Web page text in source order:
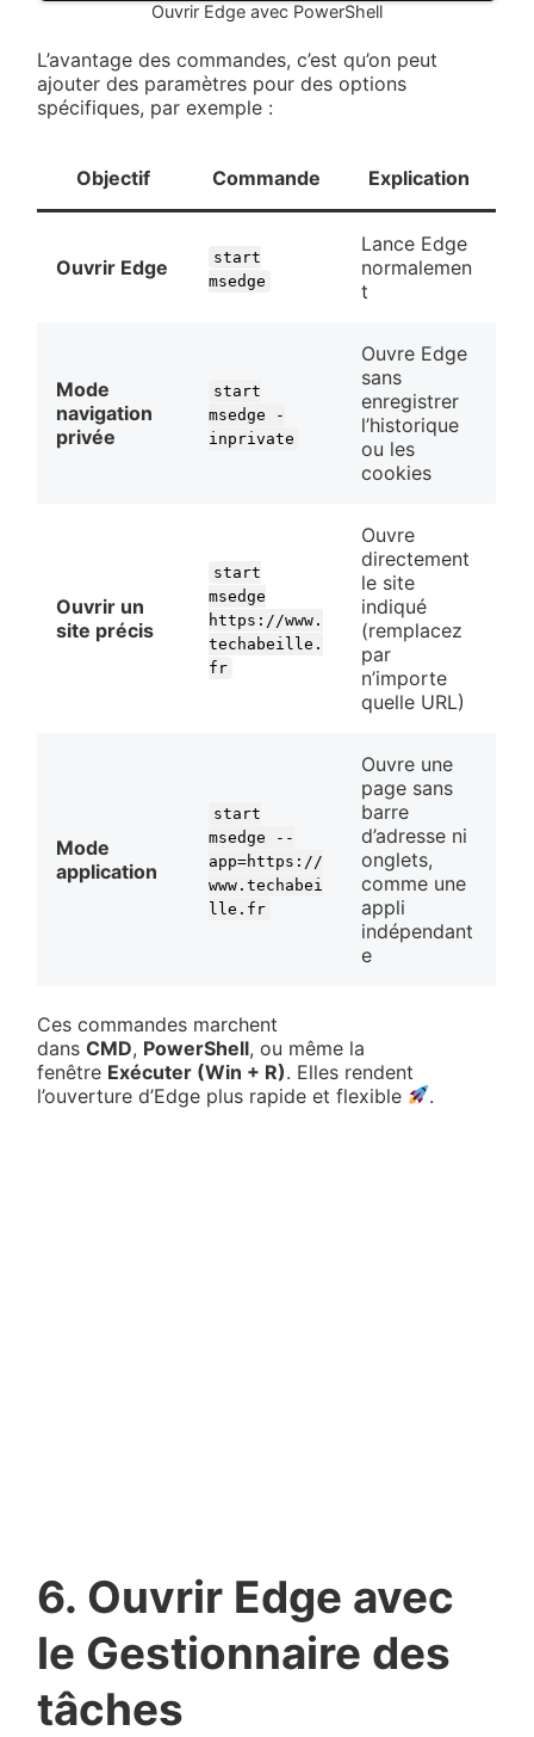
Ouvrir Edge avec PowerShell
L’avantage des commandes, c’est qu’on peut
ajouter des paramètres pour des options
spécifiques, par exemple :
Objectif Commande Explication
Ouvrir Edge
start
msedge
Lance Edge
normalemen
t
Mode
navigation
privée
start
msedge -
inprivate
Ouvre Edge
sans
enregistrer
l’historique
ou les
cookies
Ouvrir un
site précis
start
msedge
https://www.
techabeille.
fr
Ouvre
directement
le site
indiqué
(remplacez
par
n’importe
quelle URL)
Mode
application
start
msedge --
app=https://
www.techabei
lle.fr
Ouvre une
page sans
barre
d’adresse ni
onglets,
comme une
appli
indépendant
e
Ces commandes marchent
dansCMD, PowerShell, ou même la
fenêtre Exécuter (Win + R). Elles rendent
l’ouverture d’Edge plus rapide et flexible
.
6. Ouvrir Edge avec
le Gestionnaire des
tâches